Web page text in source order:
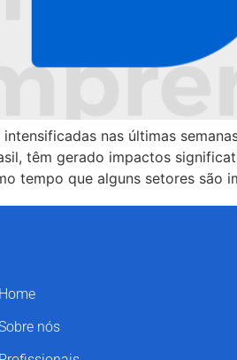
nas últimas
têm gerado impactos
tempo que alguns setores
Home
nós